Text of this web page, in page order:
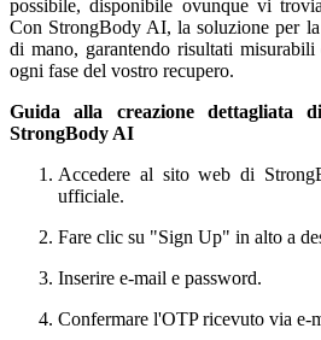
possibile, disponibile ovunque vi
Con StrongBody AI, la soluzione per
di mano, garantendo risultati
ogni fase del vostro recupero.
Guida alla creazione dettagliata
StrongBody AI
Accedere al sito web di
ufficiale.
Fare clic su "Sign Up" in alto a
Inserire e-mail e password.
Confermare l'OTP ricevuto via e-